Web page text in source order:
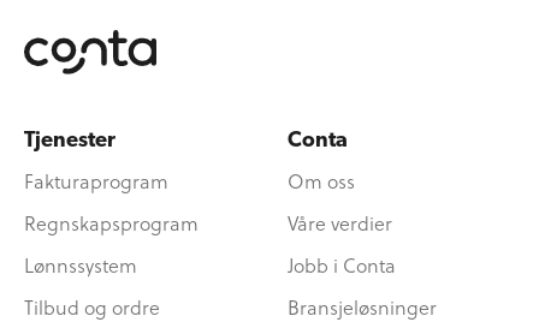
Tjenester
Fakturaprogram
Regnskapsprogram
Lønnssystem
Tilbud og ordre
Conta
Om oss
Våre verdier
Jobb i Conta
Bransjeløsninger